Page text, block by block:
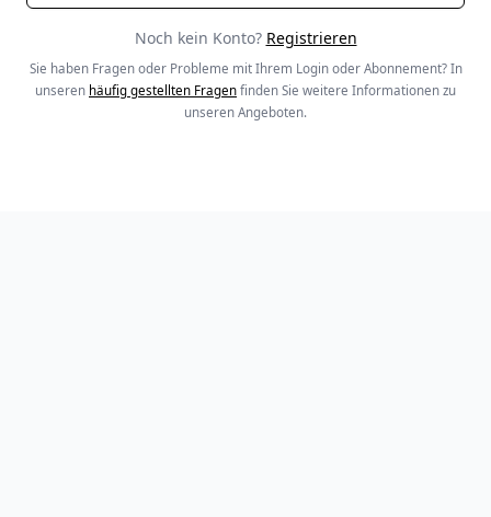
Noch kein Konto? Registrieren
Sie haben Fragen oder Probleme mit Ihrem Login oder Abonnement? In
unseren häufig gestellten Fragen finden Sie weitere Informationen zu
unseren Angeboten.